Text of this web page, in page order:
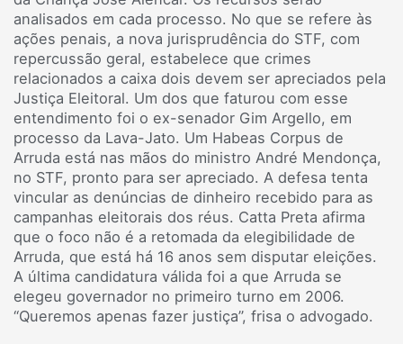
analisados em cada processo. No que se refere às
ações penais, a nova jurisprudência do STF, com
repercussão geral, estabelece que crimes
relacionados a caixa dois devem ser apreciados pela
Justiça Eleitoral. Um dos que faturou com esse
entendimento foi o ex-senador Gim Argello, em
processo da Lava-Jato. Um Habeas Corpus de
Arruda está nas mãos do ministro André Mendonça,
no STF, pronto para ser apreciado. A defesa tenta
vincular as denúncias de dinheiro recebido para as
campanhas eleitorais dos réus. Catta Preta afirma
que o foco não é a retomada da elegibilidade de
Arruda, que está há 16 anos sem disputar eleições.
A última candidatura válida foi a que Arruda se
elegeu governador no primeiro turno em 2006.
“Queremos apenas fazer justiça”, frisa o advogado.